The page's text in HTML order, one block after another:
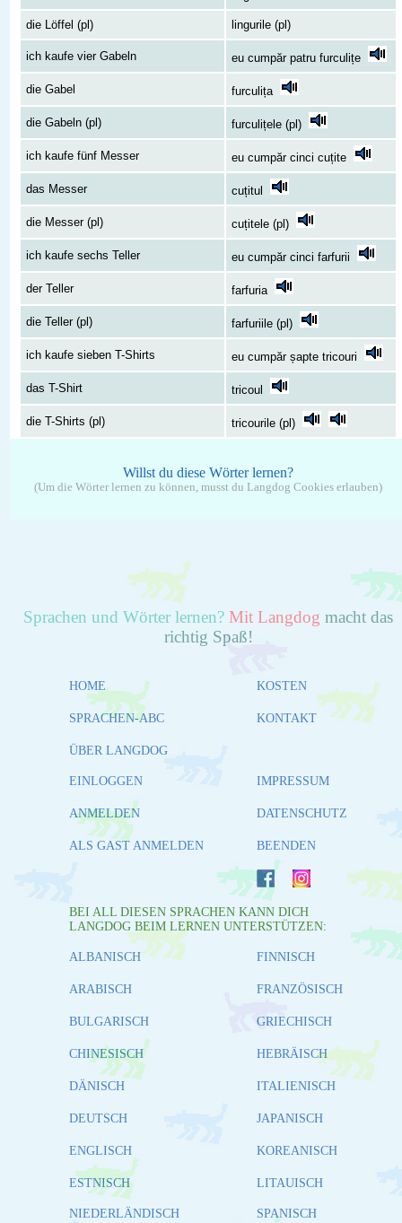
die Löffel (pl) lingurile (pl)
ich kaufe vier Gabeln eu cumpăr patru furculițe
die Gabel furculița
die Gabeln (pl) furculițele (pl)
ich kaufe fünf Messer eu cumpăr cinci cuțite
das Messer cuțitul
die Messer (pl) cuțitele (pl)
ich kaufe sechs Teller eu cumpăr cinci farfurii
der Teller farfuria
die Teller (pl) farfuriile (pl)
ich kaufe sieben T-Shirts eu cumpăr șapte tricouri
das T-Shirt tricoul
die T-Shirts (pl) tricourile (pl)
Willst du diese Wörter lernen?
(Um die Wörter lernen zu können, musst du Langdog Cookies erlauben)
Sprachen und Wörter lernen? Mit Langdog macht das
richtig Spaß!
HOME
SPRACHEN-ABC
ÜBER LANGDOG
KOSTEN
KONTAKT
EINLOGGEN
ANMELDEN
ALS GAST ANMELDEN
IMPRESSUM
DATENSCHUTZ
BEENDEN
BEI ALL DIESEN SPRACHEN KANN DICH
LANGDOG BEIM LERNEN UNTERSTÜTZEN:
ALBANISCH
ARABISCH
BULGARISCH
CHINESISCH
DÄNISCH
DEUTSCH
ENGLISCH
ESTNISCH
FINNISCH
FRANZÖSISCH
GRIECHISCH
HEBRÄISCH
ITALIENISCH
JAPANISCH
KOREANISCH
LITAUISCH
NIEDERLÄNDISCH SPANISCH